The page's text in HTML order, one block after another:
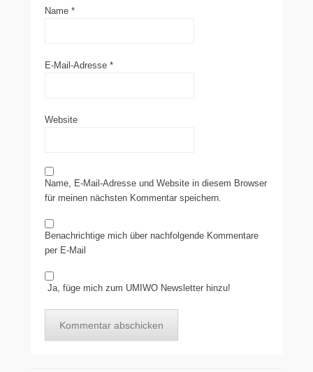
Name *
E-Mail-Adresse *
Website
Name, E-Mail-Adresse und Website in diesem Browser
für meinen nächsten Kommentar speichern.
Benachrichtige mich über nachfolgende Kommentare
per E-Mail
Ja, füge mich zum UMIWO Newsletter hinzu!